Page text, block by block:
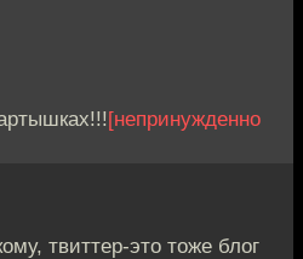
[непринужденно
твиттер-это тоже блог